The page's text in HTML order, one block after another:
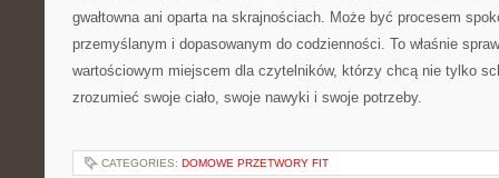
gwałtowna ani oparta na skrajnościach. Może być procesem
przemyślanym i dopasowanym do codzienności. To właśnie
wartościowym miejscem dla czytelników, którzy chcą nie tylko
zrozumieć swoje ciało, swoje nawyki i swoje potrzeby.
CATEGORIES: DOMOWE PRZETWORY FIT